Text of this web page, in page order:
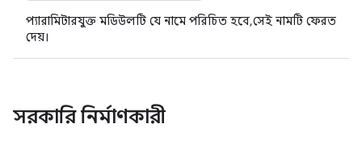
প্যারামিটারযুক্ত মডিউলটি যে নামে পরিচিত হবে, সেই নামটি ফেরত
দেয়।
সরকারি নির্মাণকারী